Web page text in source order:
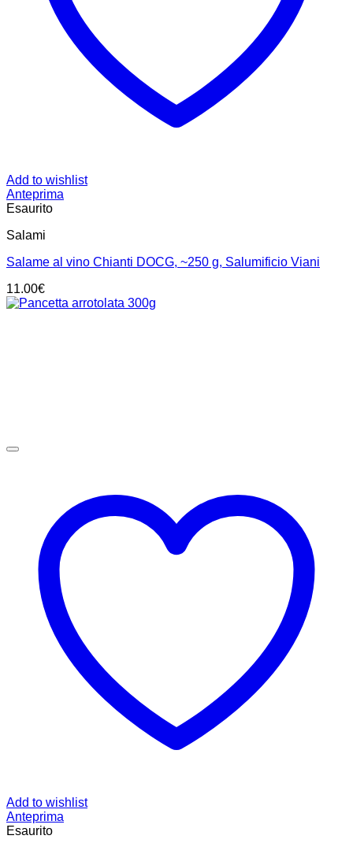
Add to wishlist
Anteprima
Esaurito
Salami
Salame al vino Chianti DOCG, ~250 g, Salumificio Viani
11.00€
Add to wishlist
Anteprima
Esaurito